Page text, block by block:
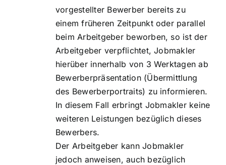
vorgestellter Bewerber bereits zu
einem früheren Zeitpunkt oder parallel
beim Arbeitgeber beworben, so ist der
Arbeitgeber verpflichtet, Jobmakler
hierüber innerhalb von 3 Werktagen ab
Bewerberpräsentation (Übermittlung
des Bewerberportraits) zu informieren.
In diesem Fall erbringt Jobmakler keine
weiteren Leistungen bezüglich dieses
Bewerbers.
Der Arbeitgeber kann Jobmakler
jedoch anweisen, auch bezüglich